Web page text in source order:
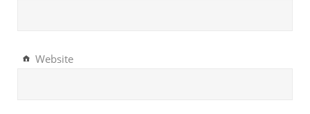
Website